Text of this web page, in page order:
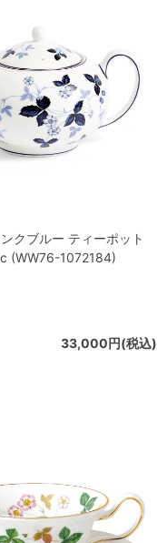
クブルー ティーポット
(WW76-1072184)
33,000円(税込)